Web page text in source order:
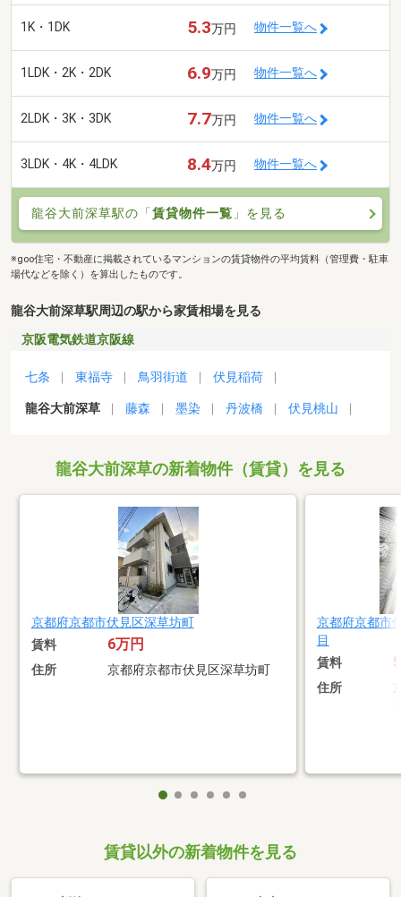
1K・1DK 5.3万円 物件一覧へ
1LDK・2K・2DK 6.9万円 物件一覧へ
2LDK・3K・3DK 7.7万円 物件一覧へ
3LDK・4K・4LDK 8.4万円 物件一覧へ
龍谷大前深草駅の「賃貸物件一覧 」を見る
※goo住宅・不動産に掲載されているマンションの賃貸物件の平均賃料（管理費・駐車
場代などを除く）を算出したものです。
龍谷大前深草駅周辺の駅から家賃相場を見る
京阪電気鉄道京阪線
七条 東福寺 鳥羽街道 伏見稲荷
龍谷大前深草 藤森 墨染 丹波橋 伏見桃山
龍谷大前深草の新着物件（賃貸）を見る
京都府京都市伏見区深草坊町
賃料 6万円
住所 京都府京都市伏見区深草坊町
京都府京都市
目
賃料
住所
賃貸以外の新着物件を見る